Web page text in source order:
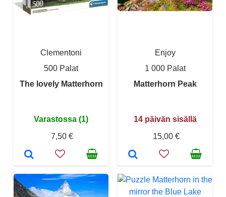
Clementoni
500 Palat
The lovely Matterhorn
Varastossa (1)
7,50 €
Enjoy
1 000 Palat
Matterhorn Peak
14 päivän sisällä
15,00 €